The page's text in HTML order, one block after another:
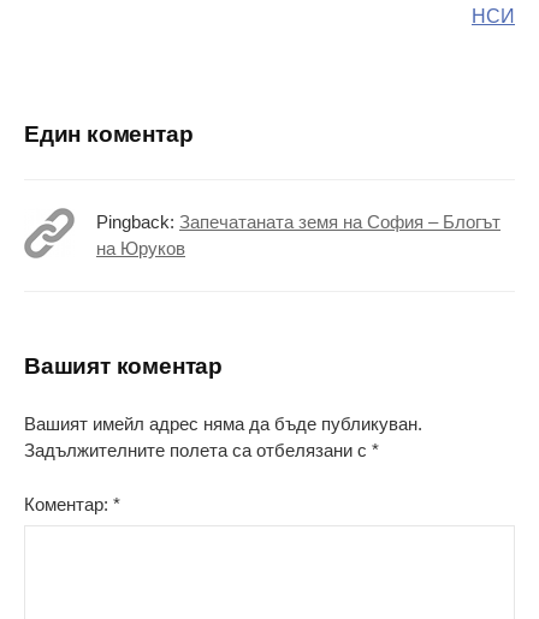
НСИ
Един коментар
Pingback: Запечатаната земя на София – Блогът
на Юруков
Вашият коментар
Вашият имейл адрес няма да бъде публикуван.
Задължителните полета са отбелязани с *
Коментар: *